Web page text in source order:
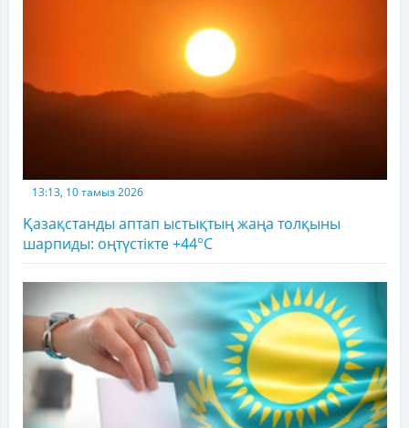
13:13, 10 тамыз 2026
Қазақстанды аптап ыстықтың жаңа толқыны
шарпиды: оңтүстікте +44°C